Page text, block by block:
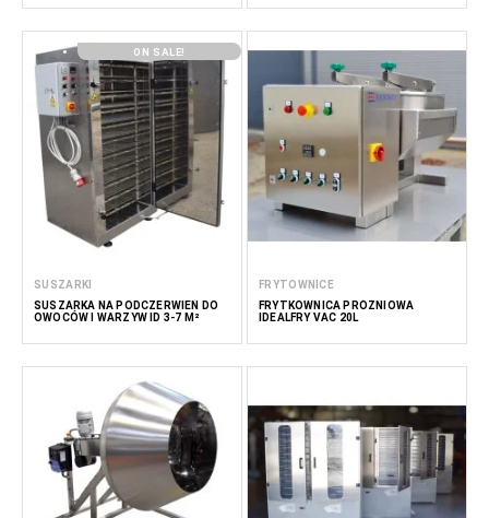
ON SALE!
SUSZARKI
SUSZARKA NA PODCZERWIEŃ DO
OWOCÓW I WARZYW ID 3-7 M²
FRYTOWNICE
FRYTKOWNICA PRÓŻNIOWA
IDEALFRY VAC 20L